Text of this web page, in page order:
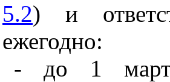
5.2) и
ежегодно:
- до 1 марта